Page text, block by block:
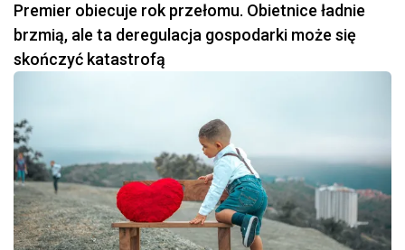
Premier obiecuje rok przełomu. Obietnice ładnie
brzmią, ale ta deregulacja gospodarki może się
skończyć katastrofą